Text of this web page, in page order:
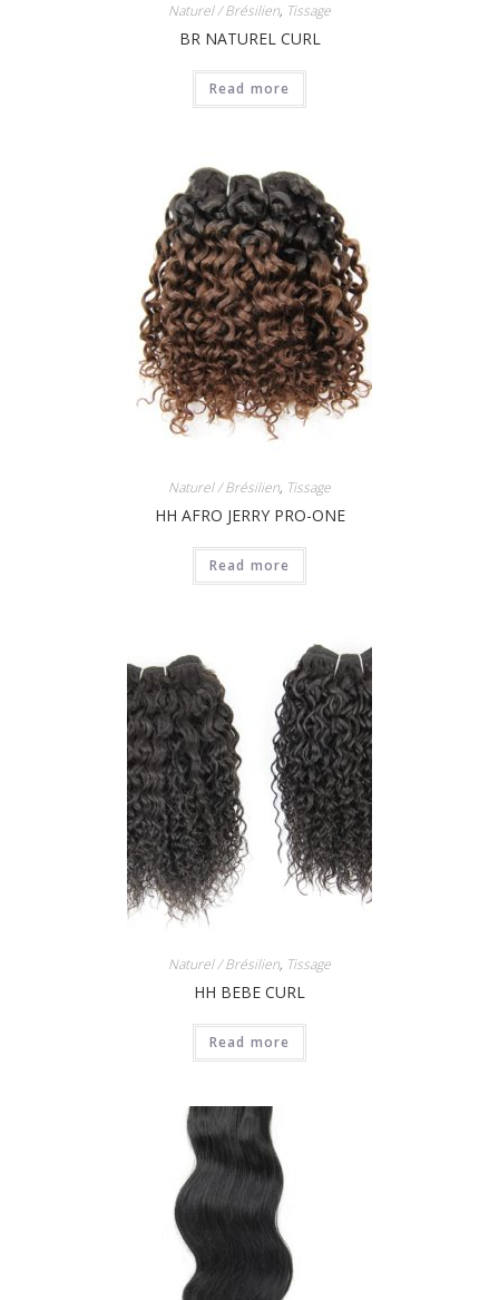
Naturel / Brésilien, Tissage
BR NATUREL CURL
Read more
Naturel / Brésilien, Tissage
HH AFRO JERRY PRO-ONE
Read more
Naturel / Brésilien, Tissage
HH BEBE CURL
Read more